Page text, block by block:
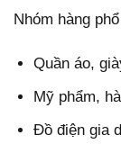
Nhóm hàng
Quần áo,
Mỹ phẩm,
Đồ điện gia